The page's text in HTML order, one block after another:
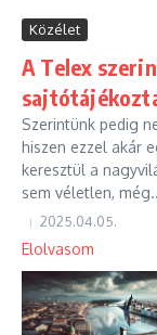
Közélet
A Telex
Szerintünk pedig
hiszen ezzel akár
keresztül a
sem véletlen,
2025.04.05.
Elolvasom